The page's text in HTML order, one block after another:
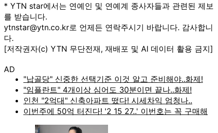
* YTN star에서는 연예인 및 연예계 종사자들과 관련된 제보
를 받습니다.
ytnstar@ytn.co.kr로 언제든 연락주시기 바랍니다. 감사합니
다.
[저작권자(c) YTN 무단전재, 재배포 및 AI 데이터 활용 금지]
AD